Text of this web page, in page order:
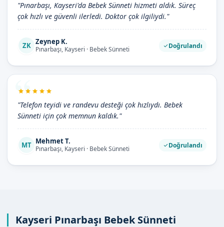
"Pınarbaşı, Kayseri'da Bebek Sünneti hizmeti aldık. Süreç
çok hızlı ve güvenli ilerledi. Doktor çok ilgiliydi."
ZK Zeynep K.
Pınarbaşı, Kayseri · Bebek Sünneti Doğrulandı
"Telefon teyidi ve randevu desteği çok hızlıydı. Bebek
Sünneti için çok memnun kaldık."
MT Mehmet T.
Pınarbaşı, Kayseri · Bebek Sünneti Doğrulandı
Kayseri Pınarbaşı Bebek Sünneti